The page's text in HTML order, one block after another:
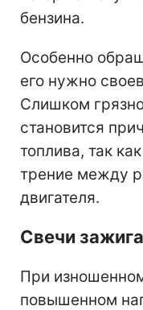
бензина.
Особенно
его нужно
Слишком
становится
топлива, так
трение между
двигателя.
Свечи
При
повышенном